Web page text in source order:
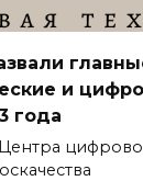
и
года